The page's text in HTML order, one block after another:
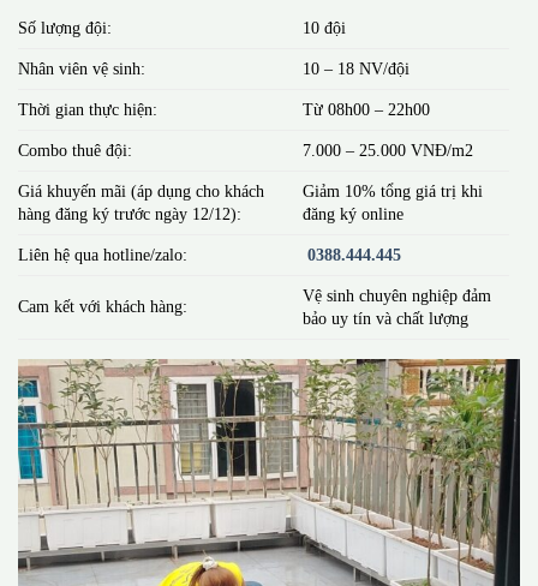
Số lượng đội: 10 đội
Nhân viên vệ sinh: 10 – 18 NV/đội
Thời gian thực hiện: Từ 08h00 – 22h00
Combo thuê đội: 7.000 – 25.000 VNĐ/m2
Giá khuyến mãi (áp dụng cho khách
hàng đăng ký trước ngày 12/12):
Giảm 10% tổng giá trị khi
đăng ký online
Liên hệ qua hotline/zalo: 0388.444.445
Cam kết với khách hàng:
Vệ sinh chuyên nghiệp đảm
bảo uy tín và chất lượng